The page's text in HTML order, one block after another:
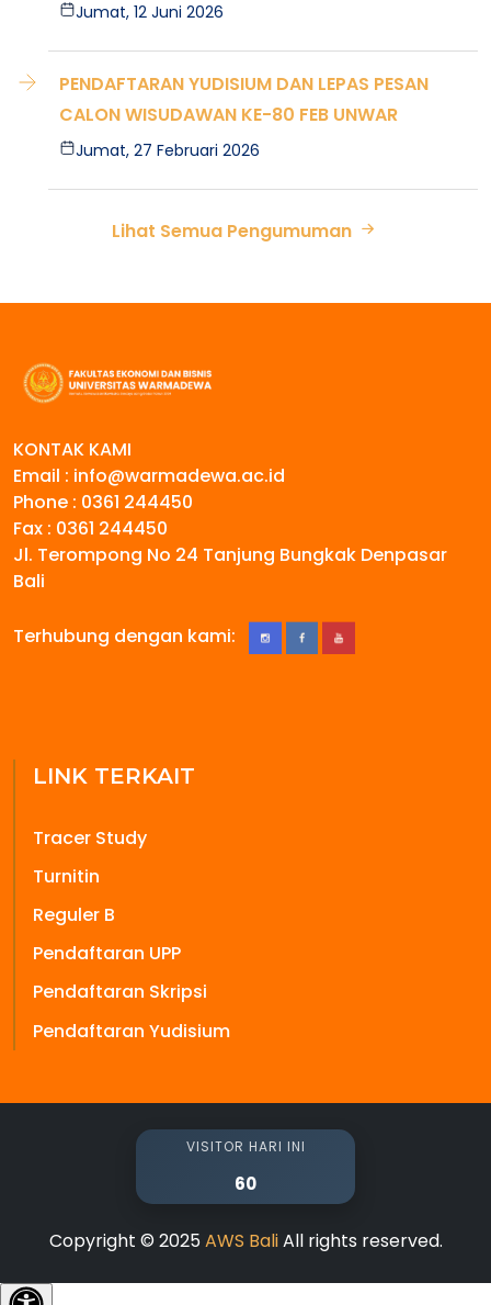
Jumat, 12 Juni 2026
PENDAFTARAN YUDISIUM DAN LEPAS PESAN
CALON WISUDAWAN KE-80 FEB UNWAR
Jumat, 27 Februari 2026
Lihat Semua Pengumuman
KONTAK KAMI
Email : info@warmadewa.ac.id
Phone : 0361 244450
Fax : 0361 244450
Jl. Terompong No 24 Tanjung Bungkak Denpasar
Bali
Terhubung dengan kami:
LINK TERKAIT
Tracer Study
Turnitin
Reguler B
Pendaftaran UPP
Pendaftaran Skripsi
Pendaftaran Yudisium
VISITOR HARI INI
60
Copyright © 2025AWS BaliAll rights reserved.